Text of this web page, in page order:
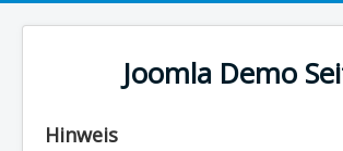
Joomla Demo
Hinweis